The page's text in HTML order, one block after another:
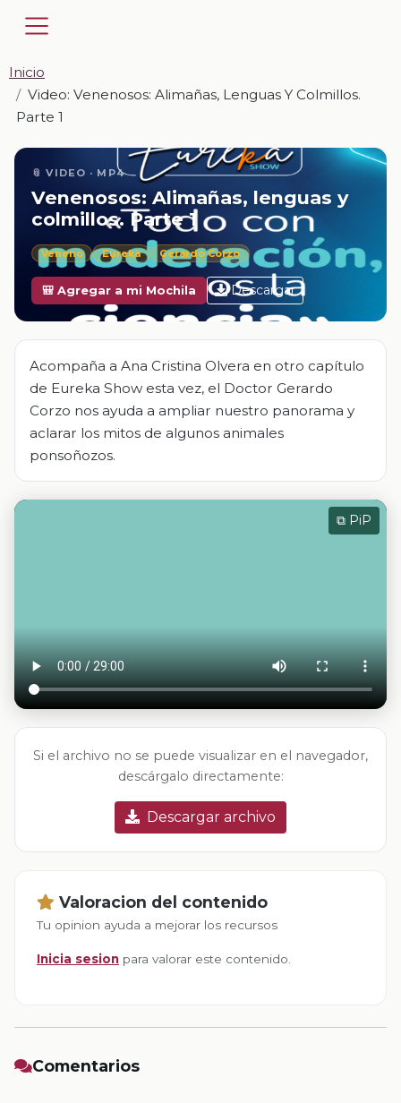
Inicio
Video: Venenosos: Alimañas, Lenguas Y Colmillos.
Parte 1
📎 VIDEO · MP4
Venenosos: Alimañas, lenguas y
colmillos. Parte 1
Veneno Eureka Gerardo Corzo
🎒 Agregar a mi Mochila Descargar
Acompaña a Ana Cristina Olvera en otro capítulo
de Eureka Show esta vez, el Doctor Gerardo
Corzo nos ayuda a ampliar nuestro panorama y
aclarar los mitos de algunos animales
ponsoñozos.
⧉ PiP
Si el archivo no se puede visualizar en el navegador,
descárgalo directamente:
Descargar archivo
Valoracion del contenido
Tu opinion ayuda a mejorar los recursos
Inicia sesion para valorar este contenido.
Comentarios